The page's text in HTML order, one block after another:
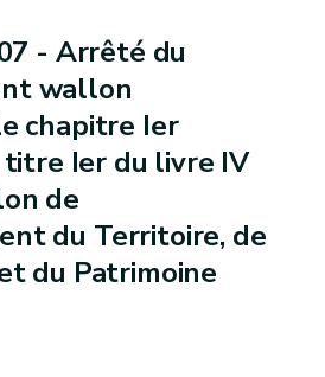
- Arrêté du
wallon
chapitre Ier
titre Ier du livre IV
de
du Territoire, de
du Patrimoine